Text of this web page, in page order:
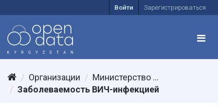
Войти Зарегистрироваться
Организации
Министерство ...
Заболеваемость ВИЧ-инфекцией